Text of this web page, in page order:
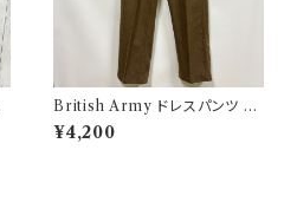
British Army ドレスパンツ イ
ギリス軍 スラックス ミリタリー
パンツ ウールパンツ2
¥4,200